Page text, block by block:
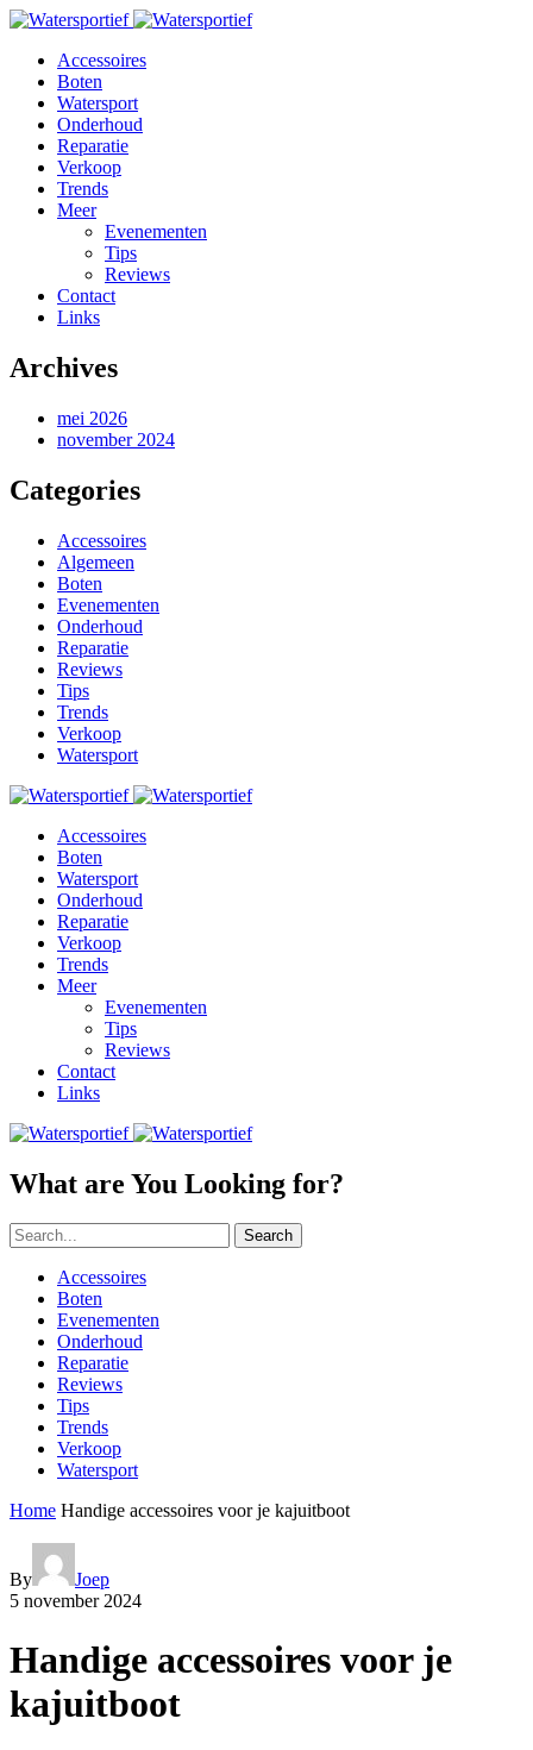
Accessoires
Boten
Watersport
Onderhoud
Reparatie
Verkoop
Trends
Meer
Evenementen
Tips
Reviews
Contact
Links
Archives
mei 2026
november 2024
Categories
Accessoires
Algemeen
Boten
Evenementen
Onderhoud
Reparatie
Reviews
Tips
Trends
Verkoop
Watersport
Accessoires
Boten
Watersport
Onderhoud
Reparatie
Verkoop
Trends
Meer
Evenementen
Tips
Reviews
Contact
Links
What are You Looking for?
Search
Accessoires
Boten
Evenementen
Onderhoud
Reparatie
Reviews
Tips
Trends
Verkoop
Watersport
Home Handige accessoires voor je kajuitboot
By
Joep
5 november 2024
Handige accessoires voor je
kajuitboot